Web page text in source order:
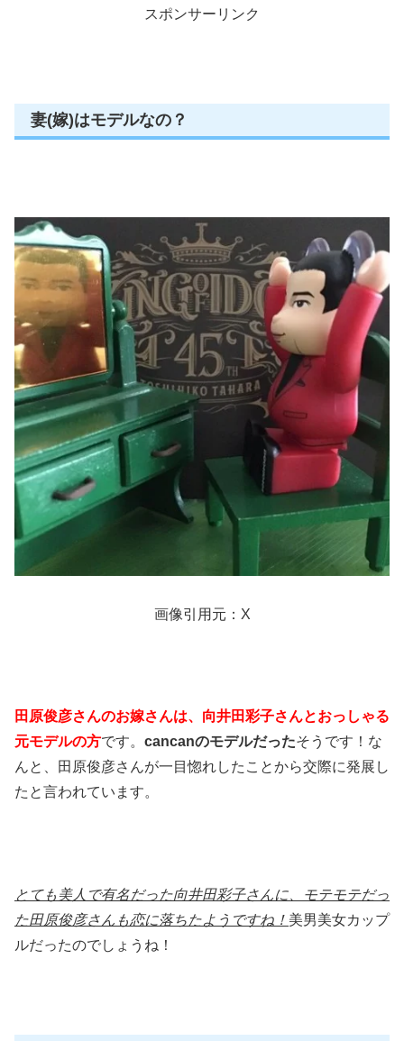
スポンサーリンク
妻(嫁)はモデルなの？
画像引用元：X
田原俊彦さんのお嫁さんは、向井田彩子さんとおっしゃる
元モデルの方です。 cancanのモデルだったそうです！な
んと、田原俊彦さんが一目惚れしたことから交際に発展し
たと言われています。
とても美人で有名だった向井田彩子さんに、モテモテだっ
た田原俊彦さんも恋に落ちたようですね！ 美男美女カップ
ルだったのでしょうね！